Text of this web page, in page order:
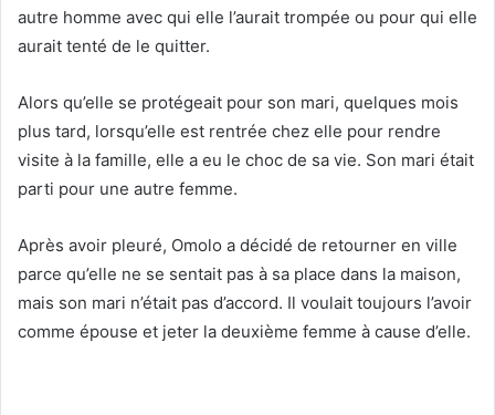
autre homme avec qui elle l’aurait trompée ou pour qui elle
aurait tenté de le quitter.
Alors qu’elle se protégeait pour son mari, quelques mois
plus tard, lorsqu’elle est rentrée chez elle pour rendre
visite à la famille, elle a eu le choc de sa vie. Son mari était
parti pour une autre femme.
Après avoir pleuré, Omolo a décidé de retourner en ville
parce qu’elle ne se sentait pas à sa place dans la maison,
mais son mari n’était pas d’accord. Il voulait toujours l’avoir
comme épouse et jeter la deuxième femme à cause d’elle.